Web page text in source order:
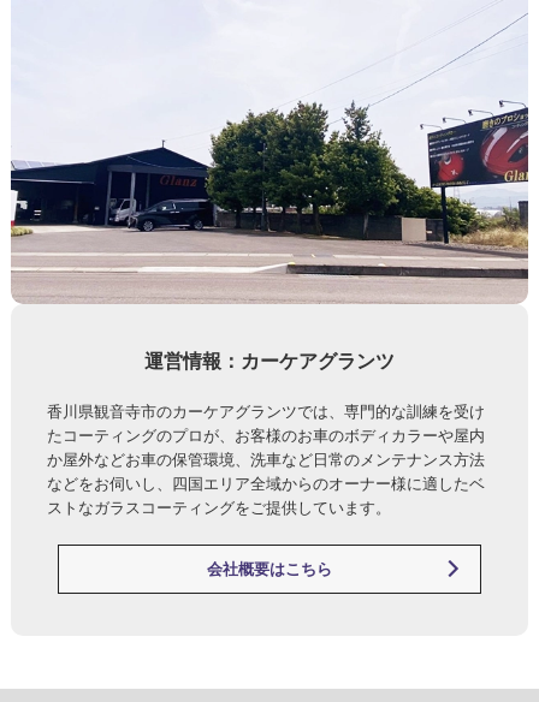
運営情報：カーケアグランツ
香川県観音寺市のカーケアグランツでは、専門的な訓練を受け
たコーティングのプロが、お客様のお車のボディカラーや屋内
か屋外などお車の保管環境、洗車など日常のメンテナンス方法
などをお伺いし、四国エリア全域からのオーナー様に適したベ
ストなガラスコーティングをご提供しています。
会社概要はこちら